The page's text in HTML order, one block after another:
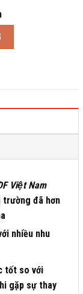
Việt Nam
đã hơn
nhiều nhu
tốt so với
gặp sự thay